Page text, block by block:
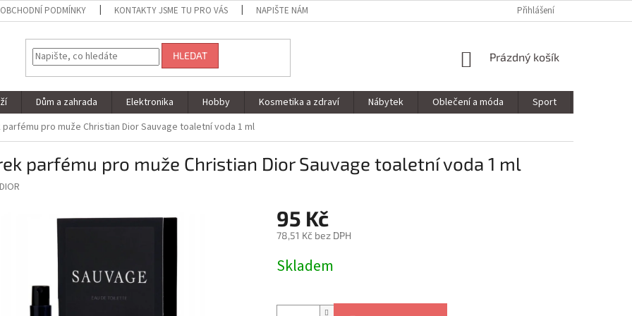
OBCHODNÍ PODMÍNKY KONTAKTY JSME TU PRO VÁS NAPIŠTE NÁM Přihlášení
HLEDAT
NÁKUPNÍ
Prázdný košík
Dům a zahrada Elektronika Hobby Kosmetika a zdraví Nábytek Oblečení a móda Sport
parfému pro muže Christian Dior Sauvage toaletní voda 1 ml
parfému pro muže Christian Dior Sauvage toaletní voda 1 ml
DIOR
95 Kč
78,51 Kč bez DPH
cena:
Skladem